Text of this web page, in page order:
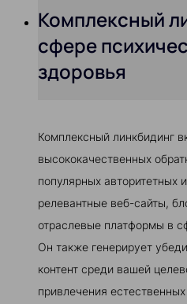
Комплексный
сфере
здоровья
Комплексный линкбидинг
высококачественных
популярных авторитетных
релевантные веб-сайты,
отраслевые платформы в
Он также генерирует
контент среди вашей
привлечения